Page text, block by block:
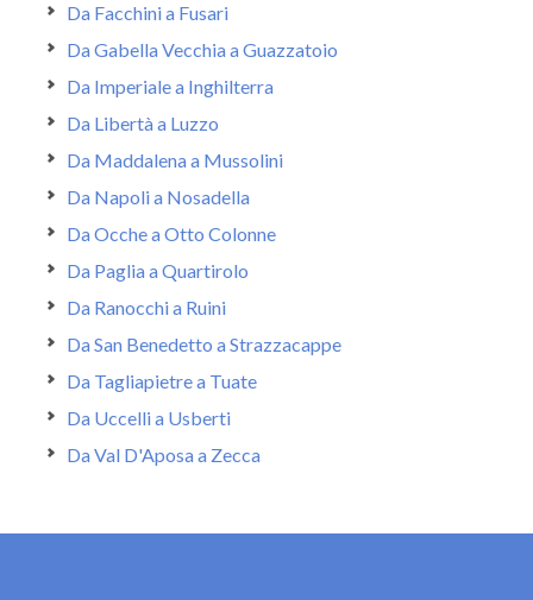
Da Facchini a Fusari
Da Gabella Vecchia a Guazzatoio
Da Imperiale a Inghilterra
Da Libertà a Luzzo
Da Maddalena a Mussolini
Da Napoli a Nosadella
Da Ocche a Otto Colonne
Da Paglia a Quartirolo
Da Ranocchi a Ruini
Da San Benedetto a Strazzacappe
Da Tagliapietre a Tuate
Da Uccelli a Usberti
Da Val D'Aposa a Zecca